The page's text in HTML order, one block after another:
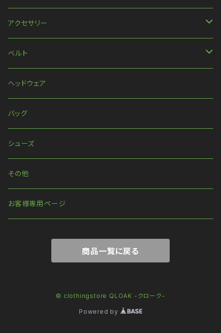
ほか
アクセサリー
ネックレス
ピアス・イヤリング
リング
ベルト
ベルト
ハーネス
ウォレットチェーン
ヘッドウェア
バッグ
シューズ
その他
お客様専用ページ
商品一覧に戻る
© clothingstore QLOAK -クローク-
Powered by